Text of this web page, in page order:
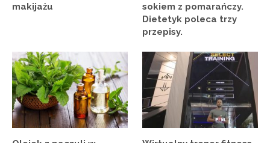
makijażu
sokiem z pomarańczy.
Dietetyk poleca trzy
przepisy.